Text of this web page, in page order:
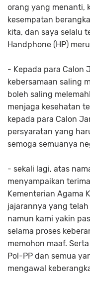
orang yang menanti,
kesempatan
kita, dan saya selalu
Handphone (HP)
- Kepada para Calon
kebersamaan saling
boleh saling
menjaga kesehatan
kepada para Calon
persyaratan yang
semoga semuanya
- sekali lagi, atas
menyampaikan
Kementerian Agama
jajarannya yang
namun kami yakin
selama proses
memohon maaf.
Pol-PP dan semua
mengawal